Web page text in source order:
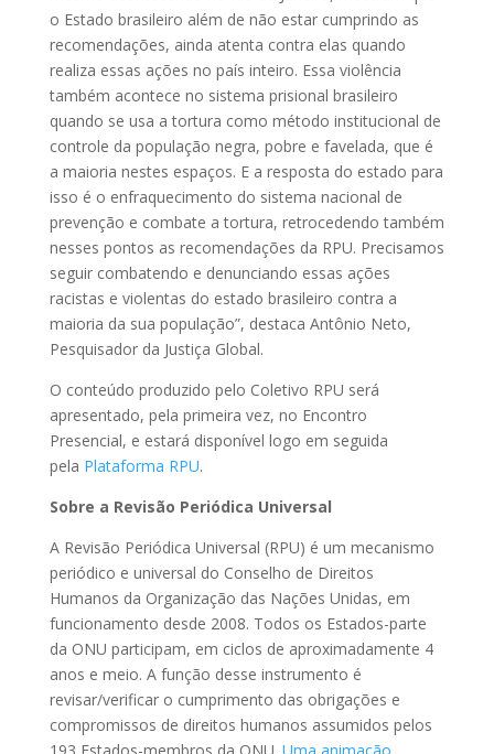
o Estado brasileiro além de não estar cumprindo as
recomendações, ainda atenta contra elas quando
realiza essas ações no país inteiro. Essa violência
também acontece no sistema prisional brasileiro
quando se usa a tortura como método institucional de
controle da população negra, pobre e favelada, que é
a maioria nestes espaços. E a resposta do estado para
isso é o enfraquecimento do sistema nacional de
prevenção e combate a tortura, retrocedendo também
nesses pontos as recomendações da RPU. Precisamos
seguir combatendo e denunciando essas ações
racistas e violentas do estado brasileiro contra a
maioria da sua população”, destaca Antônio Neto,
Pesquisador da Justiça Global.
O conteúdo produzido pelo Coletivo RPU será
apresentado, pela primeira vez, no Encontro
Presencial, e estará disponível logo em seguida
pela Plataforma RPU.
Sobre a Revisão Periódica Universal
A Revisão Periódica Universal (RPU) é um mecanismo
periódico e universal do Conselho de Direitos
Humanos da Organização das Nações Unidas, em
funcionamento desde 2008. Todos os Estados-parte
da ONU participam, em ciclos de aproximadamente 4
anos e meio. A função desse instrumento é
revisar/verificar o cumprimento das obrigações e
compromissos de direitos humanos assumidos pelos